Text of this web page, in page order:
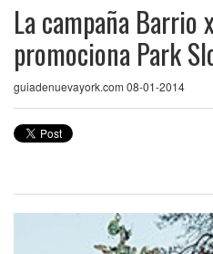
La campaña Barrio
promociona Park
guiadenuevayork.com 08-01-2014